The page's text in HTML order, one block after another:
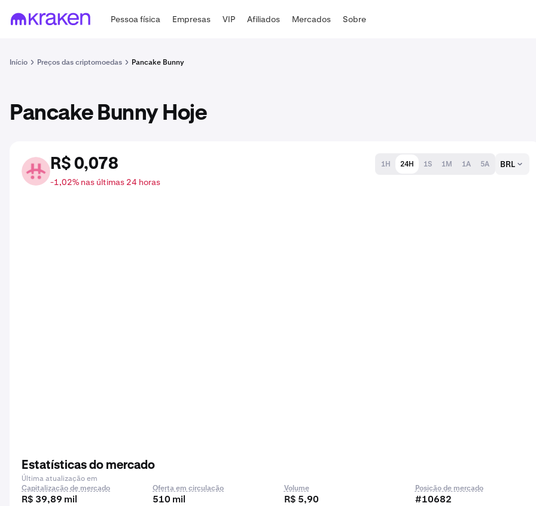
Pessoa física Empresas VIP Afiliados Mercados Sobre
Início Preços das criptomoedas Pancake Bunny
Pancake Bunny Hoje
BUNNY R$ 0,078
-1,02% nas últimas 24 horas
1H 24H 1S 1M 1A 5A BRL
Estatísticas do mercado
Última atualização em
Capitalização de mercado
R$ 39,89 mil
Oferta em circulação
510 mil
Volume
R$ 5,90
Posição de mercado
#10682